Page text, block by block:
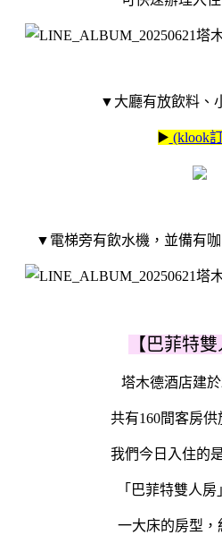
▼大廳有放飲料、
▶️ (klook
▼電梯旁有飲水機， 並備有
【巴菲特雙
塔木德酒店建於
共有160間客房供
我們今日入住的
「巴菲特雙人
一大床的房型，